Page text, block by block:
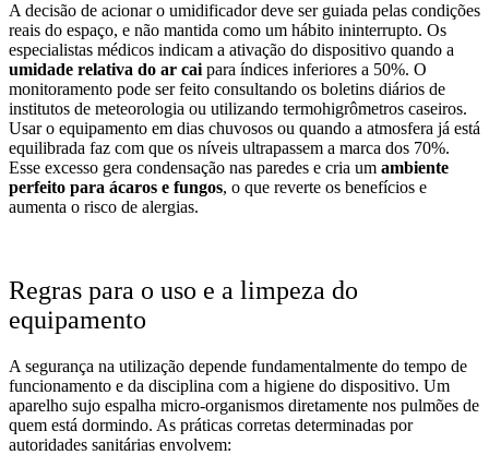
A decisão de acionar o umidificador deve ser guiada pelas condições
reais do espaço, e não mantida como um hábito ininterrupto. Os
especialistas médicos indicam a ativação do dispositivo quando a
umidade relativa do ar cai para índices inferiores a 50%. O
monitoramento pode ser feito consultando os boletins diários de
institutos de meteorologia ou utilizando termohigrômetros caseiros.
Usar o equipamento em dias chuvosos ou quando a atmosfera já está
equilibrada faz com que os níveis ultrapassem a marca dos 70%.
Esse excesso gera condensação nas paredes e cria um ambiente
perfeito para ácaros e fungos, o que reverte os benefícios e
aumenta o risco de alergias.
Regras para o uso e a limpeza do
equipamento
A segurança na utilização depende fundamentalmente do tempo de
funcionamento e da disciplina com a higiene do dispositivo. Um
aparelho sujo espalha micro-organismos diretamente nos pulmões de
quem está dormindo. As práticas corretas determinadas por
autoridades sanitárias envolvem: